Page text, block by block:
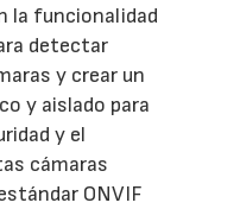
la funcionalidad
detectar
y crear un
y aislado para
y el
cámaras
ONVIF